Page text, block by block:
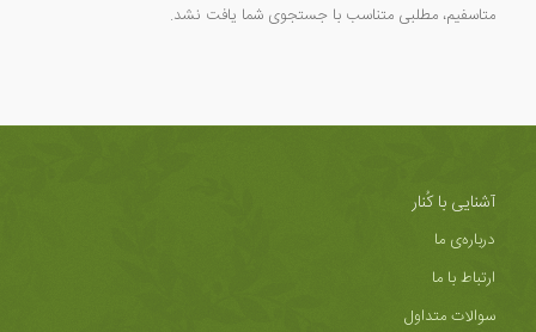
متاسفیم، مطلبی متناسب با جستجوی شما یافت نشد.
آشنایی با کُنار
درباره‌ی ما
ارتباط با ما
سوالات متداول